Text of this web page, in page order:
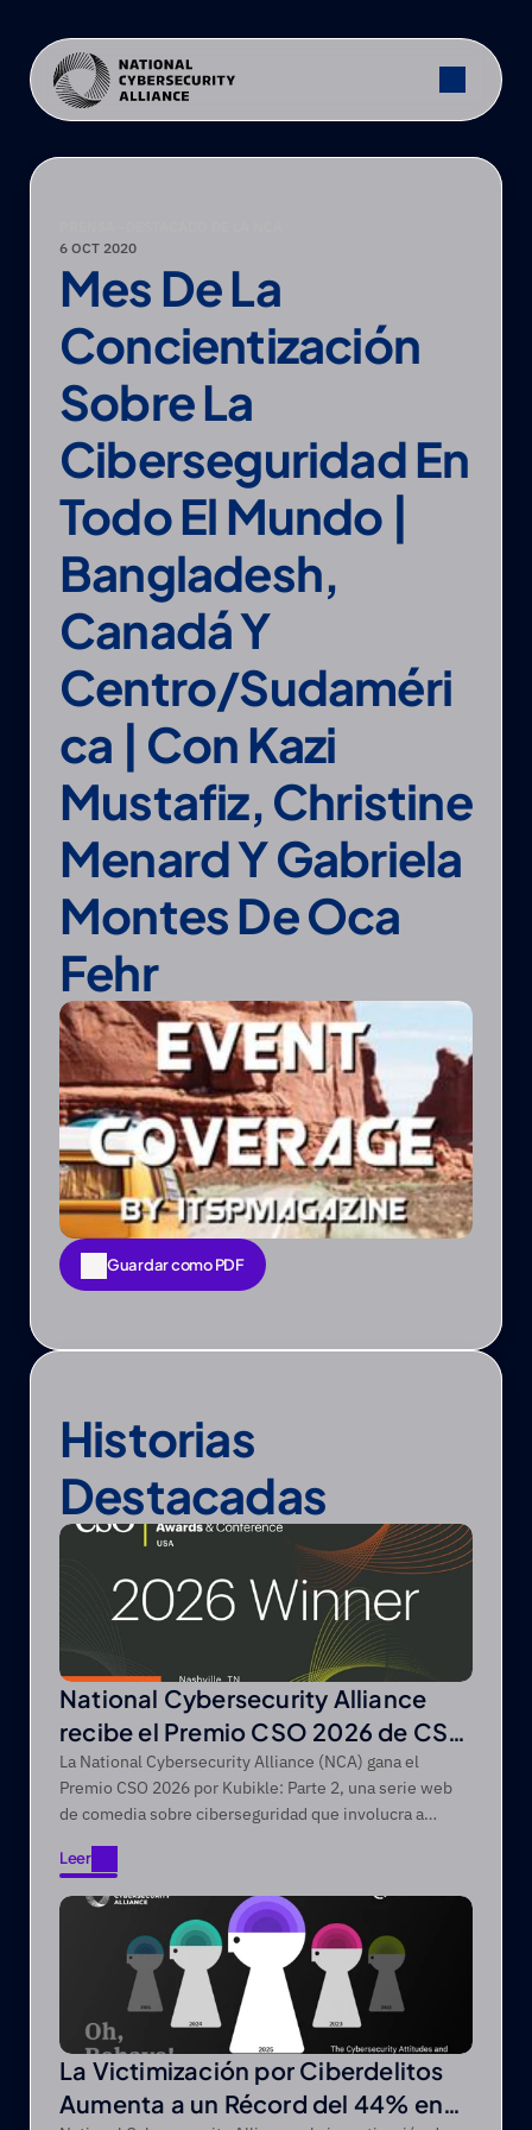
6 OCT 2020
Mes De La
Concientización
Sobre La
Ciberseguridad En
Todo El Mundo |
Bangladesh,
Canadá Y
Centro/Sudaméri
Ca | Con Kazi
Mustafiz, Christine
Menard Y Gabriela
Montes De Oca
Fehr
Guardar como PDF
Guardar como PDF
Historias
Destacadas
National Cybersecurity Alliance
recibe el Premio CSO 2026 de CSO
de Foundry
La National Cybersecurity Alliance (NCA) gana el
Premio CSO 2026 por Kubikle: Parte 2, una serie web
de comedia sobre ciberseguridad que involucra a
de entretenimiento primero.
Leer
Leer
La Victimización por Ciberdelitos
Aumenta a un Récord del 44% en